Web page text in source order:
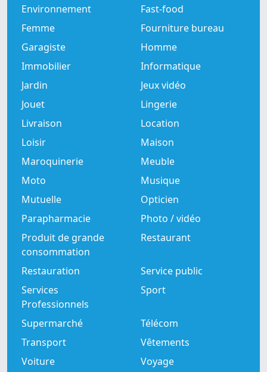
Environnement
Fast-food
Femme
Fourniture bureau
Garagiste
Homme
Immobilier
Informatique
Jardin
Jeux vidéo
Jouet
Lingerie
Livraison
Location
Loisir
Maison
Maroquinerie
Meuble
Moto
Musique
Mutuelle
Opticien
Parapharmacie
Photo / vidéo
Produit de grande
consommation
Restaurant
Restauration
Service public
Services
Professionnels
Sport
Supermarché
Télécom
Transport
Vêtements
Voiture
Voyage